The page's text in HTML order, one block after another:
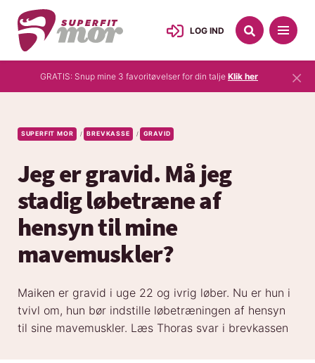
LOG IND
GRATIS: Snup mine 3 favoritøvelser for din talje Klik her ×
SUPERFIT MOR / BREVKASSE / GRAVID
Jeg er gravid. Må jeg
stadig løbetræne af
hensyn til mine
mavemuskler?
Maiken er gravid i uge 22 og ivrig løber. Nu er hun i
tvivl om, hun bør indstille løbetræningen af hensyn
til sine mavemuskler. Læs Thoras svar i brevkassen